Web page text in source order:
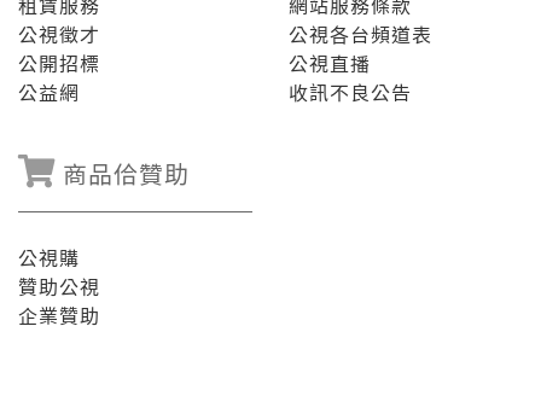
公視徵才
公開招標
公益網
公視各台頻道表
公視直播
收訊不良公告
商品佮贊助
公視購
贊助公視
企業贊助